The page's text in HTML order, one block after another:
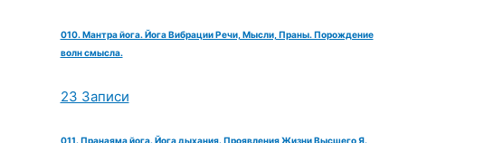
010. Мантра йога. Йога Вибрации Речи, Мысли, Праны. Порождение
волн смысла.
23 Записи
011. Пранаяма йога. Йога дыхания. Проявления Жизни Высшего Я.